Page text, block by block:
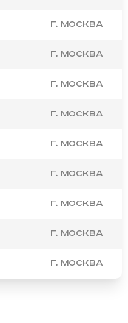
г. Москва
г. Москва
г. Москва
г. Москва
г. Москва
г. Москва
г. Москва
г. Москва
г. Москва